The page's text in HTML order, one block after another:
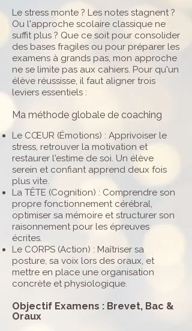
Le stress monte ? Les notes stagnent ?
Ou l'approche scolaire classique ne
suffit plus ? Que ce soit pour consolider
des bases fragiles ou pour préparer les
examens à grands pas, mon approche
ne se limite pas aux cahiers. Pour qu'un
élève réussisse, il faut aligner trois
leviers essentiels :
Ma méthode globale de coaching
Le CŒUR (Émotions) : Apprivoiser le
stress, retrouver la motivation et
restaurer l'estime de soi. Un élève
serein et confiant apprend deux fois
plus vite.
La TÊTE (Cognition) : Comprendre son
propre fonctionnement cérébral,
optimiser sa mémoire et structurer son
raisonnement pour les épreuves
écrites.
Le CORPS (Action) : Maîtriser sa
posture, sa voix lors des oraux, et
mettre en place une organisation
concrète et physiologique.
Objectif Examens : Brevet, Bac &
Oraux